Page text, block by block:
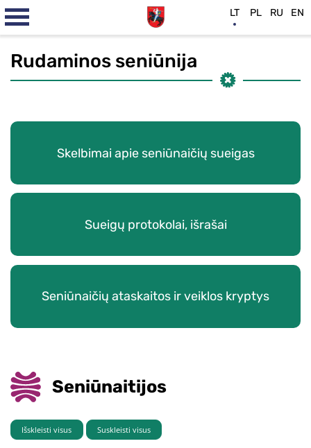
Rudaminos seniūnija
Skelbimai apie seniūnaičių sueigas
Sueigų protokolai, išrašai
Seniūnaičių ataskaitos ir veiklos kryptys
Seniūnaitijos
Išskleisti visus Suskleisti visus
LT PL RU EN